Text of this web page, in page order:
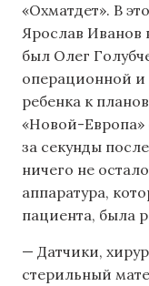
«Охматдет». В
Ярослав Иванов
был Олег
операционной и
ребенка к
«Новой-Европа»
за секунды
ничего не
аппаратура,
пациента, была
— Датчики,
стерильный